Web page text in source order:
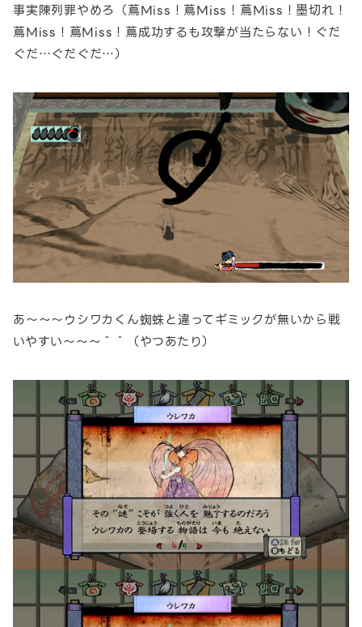
事実陳列罪やめろ（蔦Miss！蔦Miss！蔦Miss！墨切れ！
蔦Miss！蔦Miss！蔦成功するも攻撃が当たらない！ぐだ
ぐだ…ぐだぐだ…）
あ～～～ウシワカくん蜘蛛と違ってギミックが無いから戦
いやすい～～～＾＾（やつあたり）